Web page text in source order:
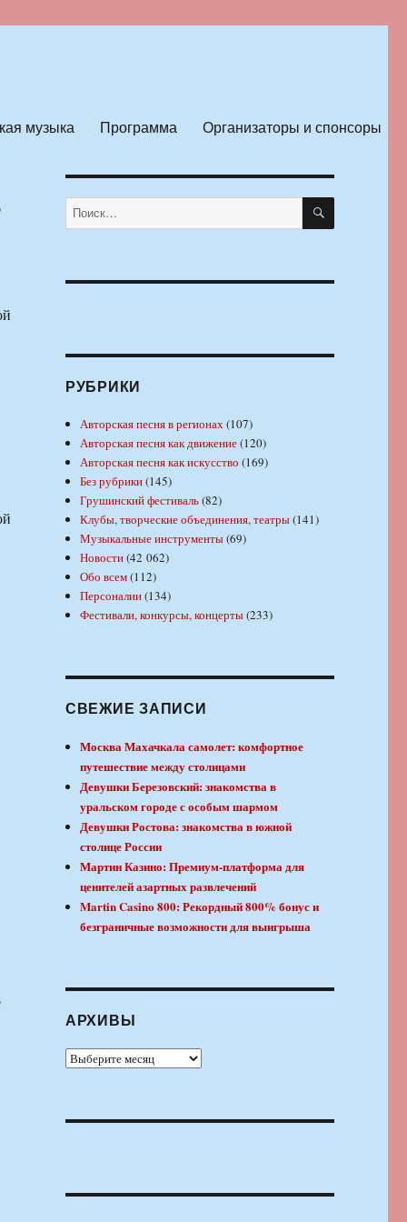
музыка Программа Организаторы и спонсоры
Искать: ПОИСК
РУБРИКИ
Авторская песня в регионах(107)
Авторская песня как движение(120)
Авторская песня как искусство (169)
Без рубрики(145)
Грушинский фестиваль(82)
Клубы, творческие объединения, театры(141)
Музыкальные инструменты(69)
Новости(42 062)
Обо всем(112)
Персоналии(134)
Фестивали, конкурсы, концерты(233)
СВЕЖИЕ ЗАПИСИ
Москва Махачкала самолет: комфортное
путешествие между столицами
Девушки Березовский: знакомства в
уральском городе с особым шармом
Девушки Ростова: знакомства в южной
столице России
Мартин Казино: Премиум-платформа для
ценителей азартных развлечений
Martin Casino 800: Рекордный 800% бонус и
безграничные возможности для выигрыша
АРХИВЫ
Архивы